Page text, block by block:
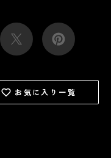
お気に入り一覧